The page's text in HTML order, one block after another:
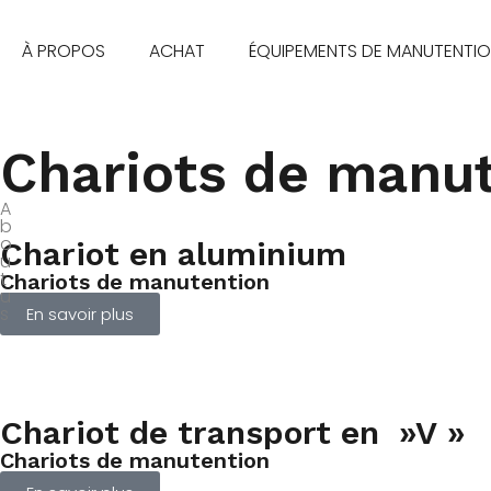
À PROPOS ACHAT ÉQUIPEMENTS DE
Chariots de
A
b
o
u
t
u
Chariot en aluminium
Chariots de manutention
En savoir plus
Chariot de transport en »V »
Chariots de manutention